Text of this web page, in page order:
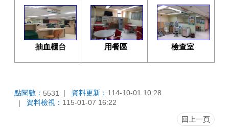
抽血櫃台 用餐區 檢查室
點閱數： 5531 資料更新： 114-10-01 10:28
資料檢視： 115-01-07 16:22
回上一頁